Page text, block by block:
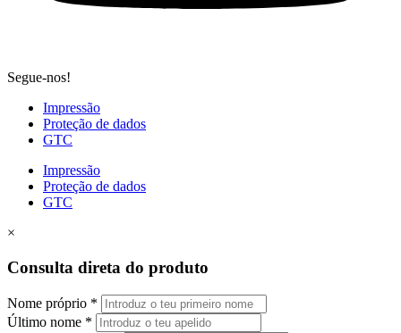
Segue-nos!
Impressão
Proteção de dados
GTC
Impressão
Proteção de dados
GTC
×
Consulta direta do produto
Nome próprio *
Último nome *